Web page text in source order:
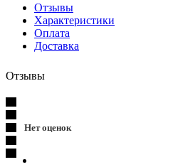
Отзывы
Характеристики
Оплата
Доставка
Отзывы
Нет оценок